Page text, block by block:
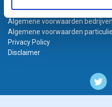
Bestand laten opmaken
Algemene voorwaarden bedrijven
Algemene voorwaarden
Privacy Policy
Disclaimer